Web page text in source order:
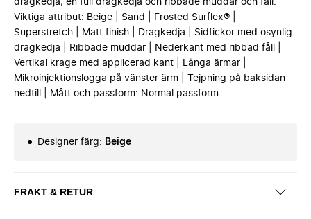
dragkedja, en full dragkedja och ribbade muddar och fåll.
Viktiga attribut: Beige | Sand | Frosted Surflex® |
Superstretch | Matt finish | Dragkedja | Sidfickor med osynlig
dragkedja | Ribbade muddar | Nederkant med ribbad fåll |
Vertikal krage med applicerad kant | Långa ärmar |
Mikroinjektionslogga på vänster ärm | Tejpning på baksidan
nedtill | Mått och passform: Normal passform
Designer färg: Beige
FRAKT & RETUR